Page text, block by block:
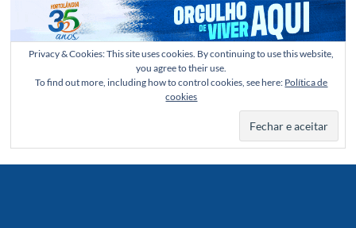
Privacy & Cookies: This site uses cookies. By continuing to use this website,
you agree to their use.
To find out more, including how to control cookies, see here: Política de
cookies